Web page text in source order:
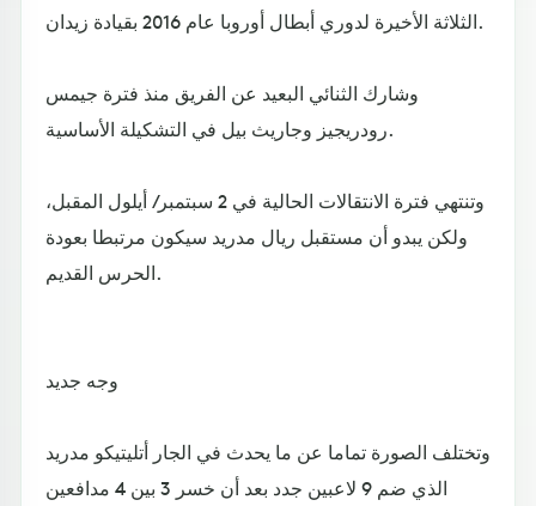
الثلاثة الأخيرة لدوري أبطال أوروبا عام 2016 بقيادة زيدان.
وشارك الثنائي البعيد عن الفريق منذ فترة جيمس
رودريجيز وجاريث بيل في التشكيلة الأساسية.
وتنتهي فترة الانتقالات الحالية في 2 سبتمبر/ أيلول المقبل،
ولكن يبدو أن مستقبل ريال مدريد سيكون مرتبطا بعودة
الحرس القديم.
وجه جديد
وتختلف الصورة تماما عن ما يحدث في الجار أتليتيكو مدريد
الذي ضم 9 لاعبين جدد بعد أن خسر 3 بين 4 مدافعين